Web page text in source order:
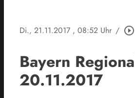
Di., 21.11.2017 , 08:52 Uhr / play_circle_outline
Bayern
20.11.2017